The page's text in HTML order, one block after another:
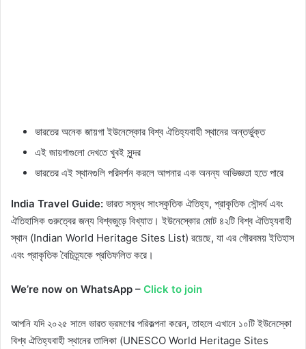
ভারতের অনেক জায়গা ইউনেস্কোর বিশ্ব ঐতিহ্যবাহী স্থানের অন্তর্ভুক্ত
এই জায়গাগুলো দেখতে খুবই সুন্দর
ভারতের এই স্থানগুলি পরিদর্শন করলে আপনার এক অনন্য অভিজ্ঞতা হতে পারে
India Travel Guide: ভারত সমৃদ্ধ সাংস্কৃতিক ঐতিহ্য, প্রাকৃতিক সৌন্দর্য এবং
ঐতিহাসিক গুরুত্বের জন্য বিশ্বজুড়ে বিখ্যাত। ইউনেস্কোর মোট ৪২টি বিশ্ব ঐতিহ্যবাহী
স্থান (Indian World Heritage Sites List) রয়েছে, যা এর গৌরবময় ইতিহাস
এবং প্রাকৃতিক বৈচিত্র্যকে প্রতিফলিত করে।
We’re now on WhatsApp – Click to join
আপনি যদি ২০২৫ সালে ভারত ভ্রমণের পরিকল্পনা করেন, তাহলে এখানে ১০টি ইউনেস্কো
বিশ্ব ঐতিহ্যবাহী স্থানের তালিকা (UNESCO World Heritage Sites